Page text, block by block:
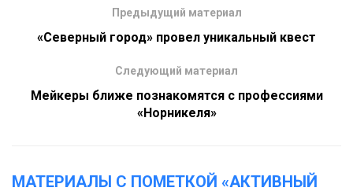
Предыдущий материал
«Северный город» провел уникальный квест
Следующий материал
Мейкеры ближе познакомятся с профессиями
«Норникеля»
МАТЕРИАЛЫ С ПОМЕТКОЙ «АКТИВНЫЙ